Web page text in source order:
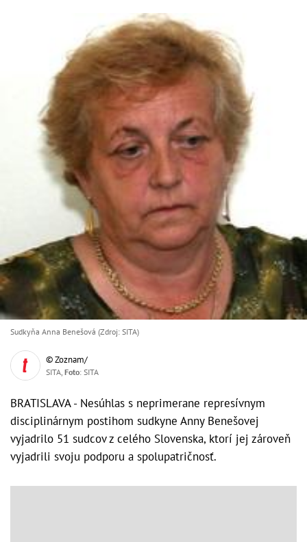
Sudkyňa Anna Benešová (Zdroj: SITA)
© Zoznam/
SITA, Foto: SITA
BRATISLAVA - Nesúhlas s neprimerane represívnym
disciplinárnym postihom sudkyne Anny Benešovej
vyjadrilo 51 sudcov z celého Slovenska, ktorí jej zároveň
vyjadrili svoju podporu a spolupatričnosť.